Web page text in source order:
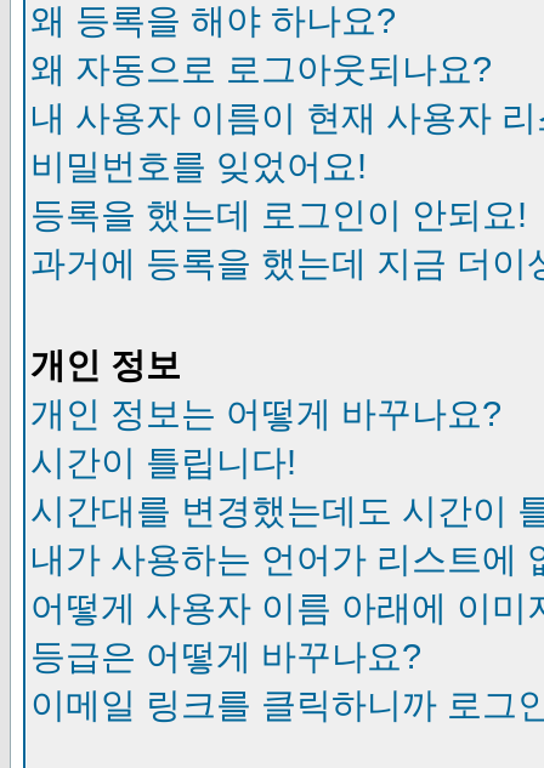
왜 등록을 해야 하나요?
왜 자동으로 로그아웃되나요?
내 사용자 이름이 현재 사용자
비밀번호를 잊었어요!
등록을 했는데 로그인이 안되요!
과거에 등록을 했는데 지금 더이
개인 정보
개인 정보는 어떻게 바꾸나요?
시간이 틀립니다!
시간대를 변경했는데도 시간이
내가 사용하는 언어가 리스트에
어떻게 사용자 이름 아래에 이미
등급은 어떻게 바꾸나요?
이메일 링크를 클릭하니까 로그